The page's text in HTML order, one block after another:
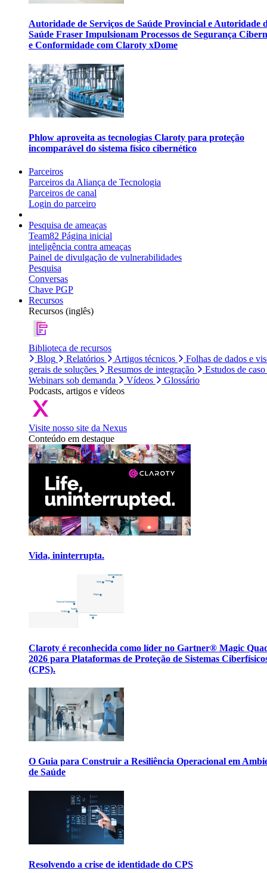
Autoridade de Serviços de Saúde Provincial e Autoridade
Saúde Fraser Impulsionam Processos de Segurança
e Conformidade com Claroty xDome
Phlow aproveita as tecnologias Claroty para proteção
incomparável do sistema físico cibernético
Parceiros
Parceiros da Aliança de Tecnologia
Parceiros de canal
Login do parceiro
Pesquisa de ameaças
Team82 Página inicial
inteligência contra ameaças
Painel de divulgação de vulnerabilidades
Pesquisa
Conversas
Chave PGP
Recursos
Recursos (inglês)
Biblioteca de recursos
Blog
Relatórios Artigos técnicos
Folhas de dados e
gerais de soluções
Resumos de integração
Estudos de caso
Webinars sob demanda
Vídeos
Glossário
Podcasts, artigos e vídeos
Visite nosso site da Nexus
Conteúdo em destaque
Vida, ininterrupta.
Claroty é reconhecida como líder no Gartner® Magic
2026 para Plataformas de Proteção de Sistemas
(CPS).
O Guia para Construir a Resiliência Operacional em
de Saúde
Resolvendo a crise de identidade do CPS